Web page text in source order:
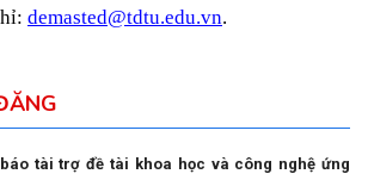
demasted@tdtu.edu.vn.
tài trợ đề tài khoa học và công nghệ ứng